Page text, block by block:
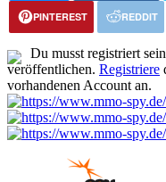
PINTEREST REDDIT
Du musst registriert
veröffentlichen. Registriere
vorhandenen Account an.